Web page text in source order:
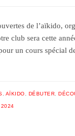
de l’aïkido,
club sera cette
un cours spécial
AÏKIDO DÉBUTER ,
2024